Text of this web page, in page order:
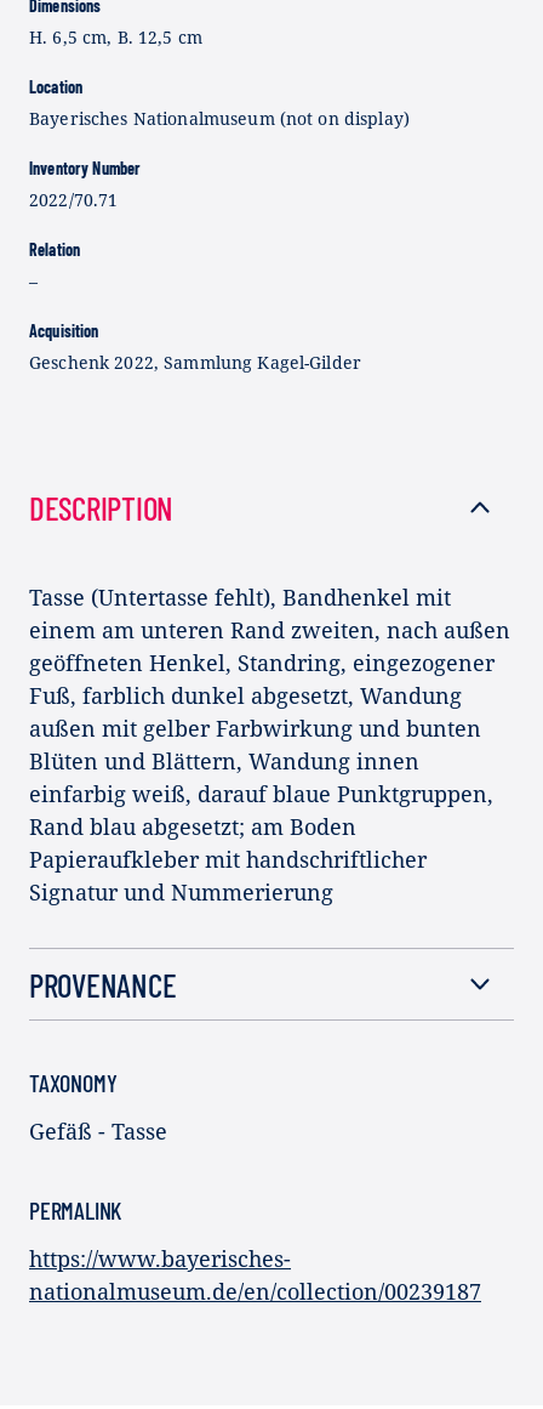
Dimensions
H. 6,5 cm, B. 12,5 cm
Location
Bayerisches Nationalmuseum (not on display)
Inventory Number
2022/70.71
Relation
–
Acquisition
Geschenk 2022, Sammlung Kagel-Gilder
DESCRIPTION
Tasse (Untertasse fehlt), Bandhenkel mit
einem am unteren Rand zweiten, nach außen
geöffneten Henkel, Standring, eingezogener
Fuß, farblich dunkel abgesetzt, Wandung
außen mit gelber Farbwirkung und bunten
Blüten und Blättern, Wandung innen
einfarbig weiß, darauf blaue Punktgruppen,
Rand blau abgesetzt; am Boden
Papieraufkleber mit handschriftlicher
Signatur und Nummerierung
PROVENANCE
TAXONOMY
Gefäß - Tasse
PERMALINK
https://www.bayerisches-
nationalmuseum.de/en/collection/00239187